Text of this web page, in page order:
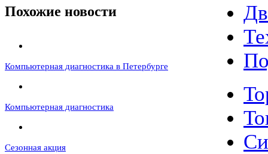
Похожие новости
Компьютерная диагностика в Петербурге
Компьютерная диагностика
Сезонная акция